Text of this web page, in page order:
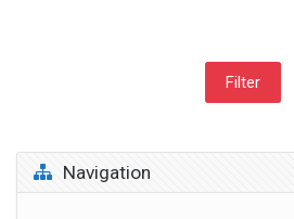
Skip Navigation
Navigation